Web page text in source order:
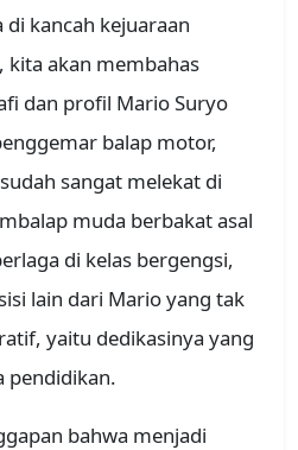
kancah kejuaraan
kita akan membahas
dan profil Mario Suryo
balap motor,
sangat melekat di
muda berbakat asal
di kelas bergengsi,
lain dari Mario yang tak
yaitu dedikasinya yang
pendidikan.
bahwa menjadi